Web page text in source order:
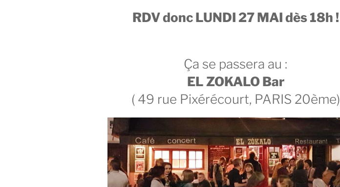
RDV donc LUNDI 27 MAI dès 18h !
Ça se passera au :
EL ZOKALO Bar
( 49 rue Pixérécourt, PARIS 20ème)